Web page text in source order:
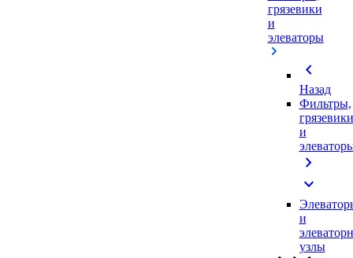
грязевики
и
элеваторы
chevron_left
Назад
Фильтры,
грязевики
и
chevron_right
expand_more
и
узлы